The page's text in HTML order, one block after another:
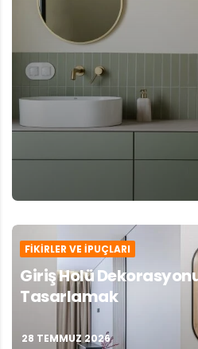
FIKIRLER VE İPUÇLARI
Giriş Holü
Tasarlamak
28 TEMMUZ 2026